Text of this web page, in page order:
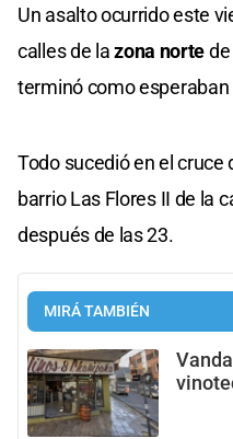
Un asalto ocurrido este
calles de lazona norte
terminó como esperaban
Todo sucedió en el cruce
barrio Las Flores II de la
después de las 23.
MIRÁ TAMBIÉN